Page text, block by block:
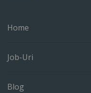
Home
Job-Uri
Blog